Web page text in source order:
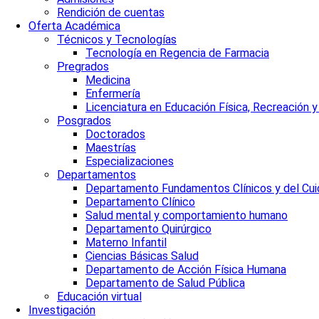
Rendición de cuentas
Oferta Académica
Técnicos y Tecnologías
Tecnología en Regencia de Farmacia
Pregrados
Medicina
Enfermería
Licenciatura en Educación Física, Recreación
Posgrados
Doctorados
Maestrías
Especializaciones
Departamentos
Departamento Fundamentos Clínicos y del
Departamento Clínico
Salud mental y comportamiento humano
Departamento Quirúrgico
Materno Infantil
Ciencias Básicas Salud
Departamento de Acción Física Humana
Departamento de Salud Pública
Educación virtual
Investigación